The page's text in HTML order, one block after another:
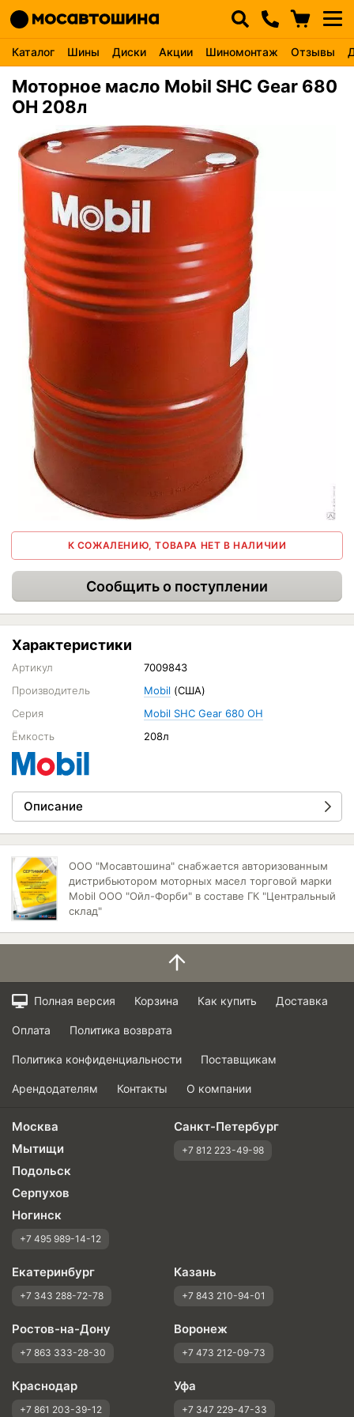
Каталог Шины Диски Акции Шиномонтаж Отзывы
Моторное масло Mobil SHC Gear 680
OH 208л
К СОЖАЛЕНИЮ, ТОВАРА НЕТ В НАЛИЧИИ
Сообщить о поступлении
Характеристики
Артикул
7009843
Производитель
Mobil (США)
Серия
Mobil SHC Gear 680 OH
Ёмкость
208л
Описание
ООО "Мосавтошина" снабжается авторизованным
дистрибьютором моторных масел торговой марки
Mobil ООО "Ойл-Форби" в составе ГК "Центральный
склад"
Полная версия Корзина Как купить Доставка
Оплата Политика возврата
Политика конфиденциальности Поставщикам
Арендодателям Контакты О компании
Москва
Мытищи
Подольск
Серпухов
Ногинск
+7 495 989-14-12
Санкт-Петербург
+7 812 223-49-98
Екатеринбург
+7 343 288-72-78
Казань
+7 843 210-94-01
Ростов-на-Дону
+7 863 333-28-30
Воронеж
+7 473 212-09-73
Краснодар
+7 861 203-39-12
Уфа
+7 347 229-47-33